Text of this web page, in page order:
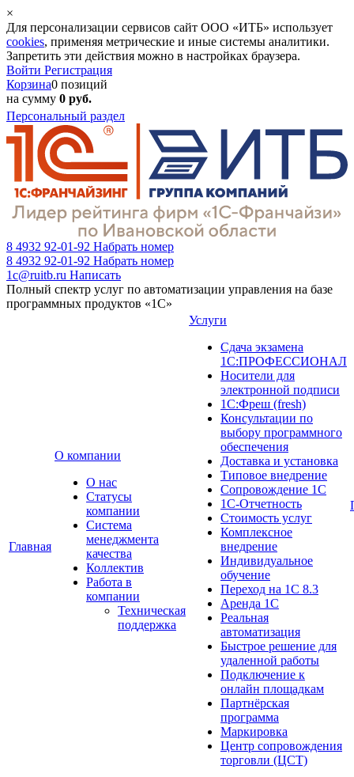
×
Для персонализации сервисов сайт ООО «ИТБ» использует
cookies, применяя метрические и иные системы аналитики.
Запретить эти действия можно в настройках браузера.
Войти Регистрация
Корзина0 позиций
на сумму 0 руб.
Персональный раздел
8 4932 92-01-92 Набрать номер
8 4932 92-01-92 Набрать номер
1c@ruitb.ru Написать
Полный спектр услуг по автоматизации управления на базе
программных продуктов «1С»
Главная
О компании
О нас
Cтатусы
компании
Система
менеджмента
качества
Коллектив
Работа в
компании
Техническая
поддержка
Услуги
Сдача экзамена
1С:ПРОФЕССИОНАЛ
Носители для
электронной подписи
1С:Фреш (fresh)
Консультации по
выбору программного
обеспечения
Доставка и установка
Типовое внедрение
Сопровождение 1С
1С-Отчетность
Стоимость услуг
Комплексное
внедрение
Индивидуальное
обучение
Переход на 1С 8.3
Аренда 1С
Реальная
автоматизация
Быстрое решение для
удаленной работы
Подключение к
онлайн площадкам
Партнёрская
программа
Маркировка
Центр сопровождения
торговли (ЦСТ)